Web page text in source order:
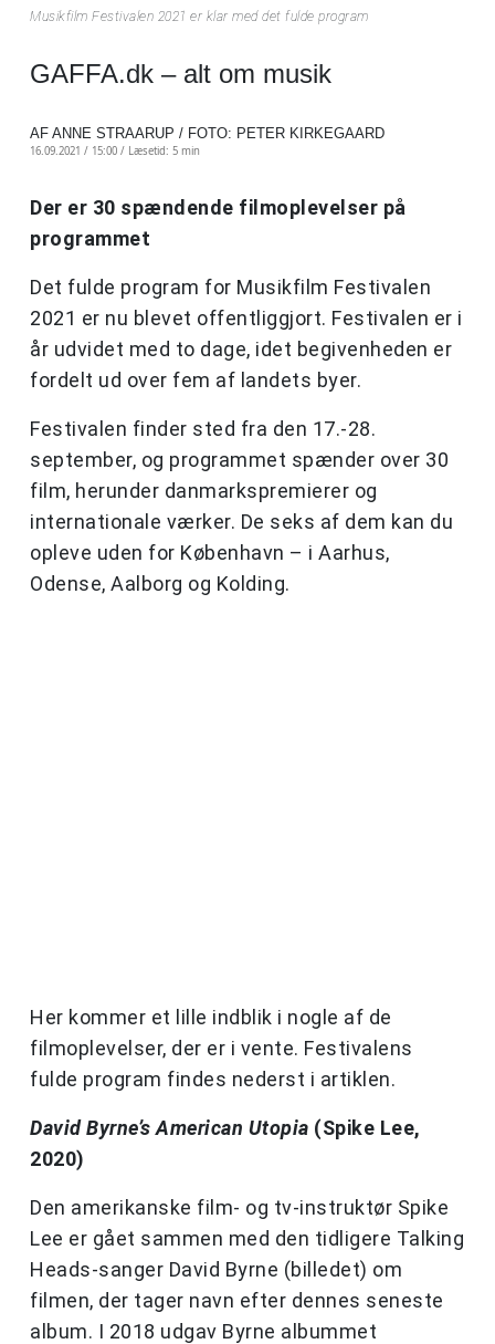
Musikfilm Festivalen 2021 er klar med det fulde program
GAFFA.dk – alt om musik
AF ANNE STRAARUP / FOTO: PETER KIRKEGAARD
16.09.2021 / 15:00 / Læsetid: 5 min
Der er 30 spændende filmoplevelser på
programmet
Det fulde program for Musikfilm Festivalen
2021 er nu blevet offentliggjort. Festivalen er i
år udvidet med to dage, idet begivenheden er
fordelt ud over fem af landets byer.
Festivalen finder sted fra den 17.-28.
september, og programmet spænder over 30
film, herunder danmarkspremierer og
internationale værker. De seks af dem kan du
opleve uden for København – i Aarhus,
Odense, Aalborg og Kolding.
Her kommer et lille indblik i nogle af de
filmoplevelser, der er i vente. Festivalens
fulde program findes nederst i artiklen.
David Byrne’s American Utopia (Spike Lee,
2020)
Den amerikanske film- og tv-instruktør Spike
Lee er gået sammen med den tidligere Talking
Heads-sanger David Byrne (billedet) om
filmen, der tager navn efter dennes seneste
album. I 2018 udgav Byrne albummet